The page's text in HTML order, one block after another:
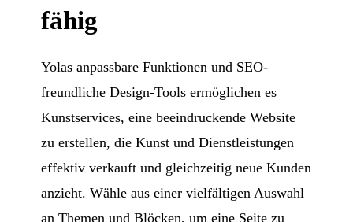
fähig
Yolas anpassbare Funktionen und SEO-
freundliche Design-Tools ermöglichen es
Kunstservices, eine beeindruckende Website
zu erstellen, die Kunst und Dienstleistungen
effektiv verkauft und gleichzeitig neue Kunden
anzieht. Wähle aus einer vielfältigen Auswahl
an Themen und Blöcken, um eine Seite zu